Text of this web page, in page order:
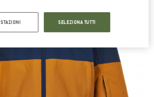
SELEZIONA TUTTI